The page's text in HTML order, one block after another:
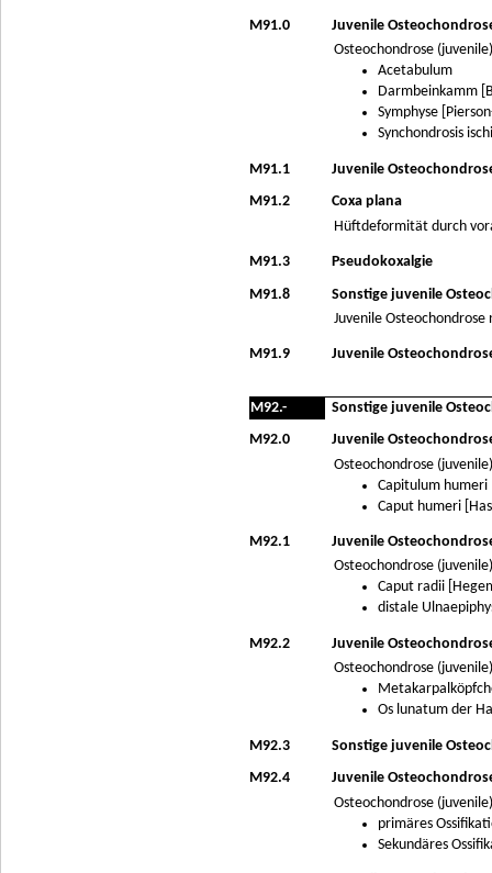
M91.0
Juvenile
Osteochondrose
Acetabulum
Darmbeinkamm
Symphyse
Synchondrosis
M91.1
Juvenile
M91.2
Coxa plana
Hüftdeformität durch
M91.3
Pseudokoxalgie
M91.8
Sonstige juvenile
Juvenile
M91.9 Juvenile
M92.-
Sonstige juvenile
M92.0
Juvenile
Osteochondrose
Capitulum
Caput humeri
M92.1
Juvenile
Osteochondrose
Caput radii
distale
M92.2
Juvenile
Osteochondrose
Os lunatum der
M92.3
Sonstige juvenile
M92.4
Juvenile
Osteochondrose
primäres
Sekundäres